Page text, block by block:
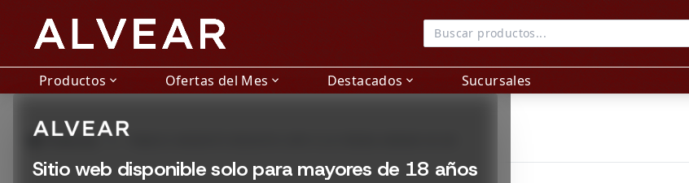
Productos expand_more Ofertas del Mes expand_more Destacados expand_more Sucursales
Sitio web disponible solo para mayores de 18 años
grid_view Productos TABACO ARGENTO BOGOTA CAFE A LA CREMA ARMAR 40 GR